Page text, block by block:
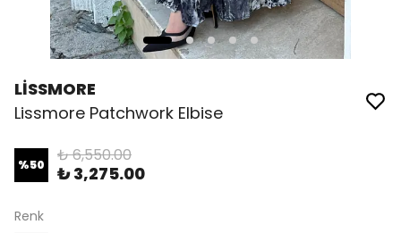
LİSSMORE
Lissmore Patchwork Elbise
%50 ₺ 6,550.00
₺ 3,275.00
Renk